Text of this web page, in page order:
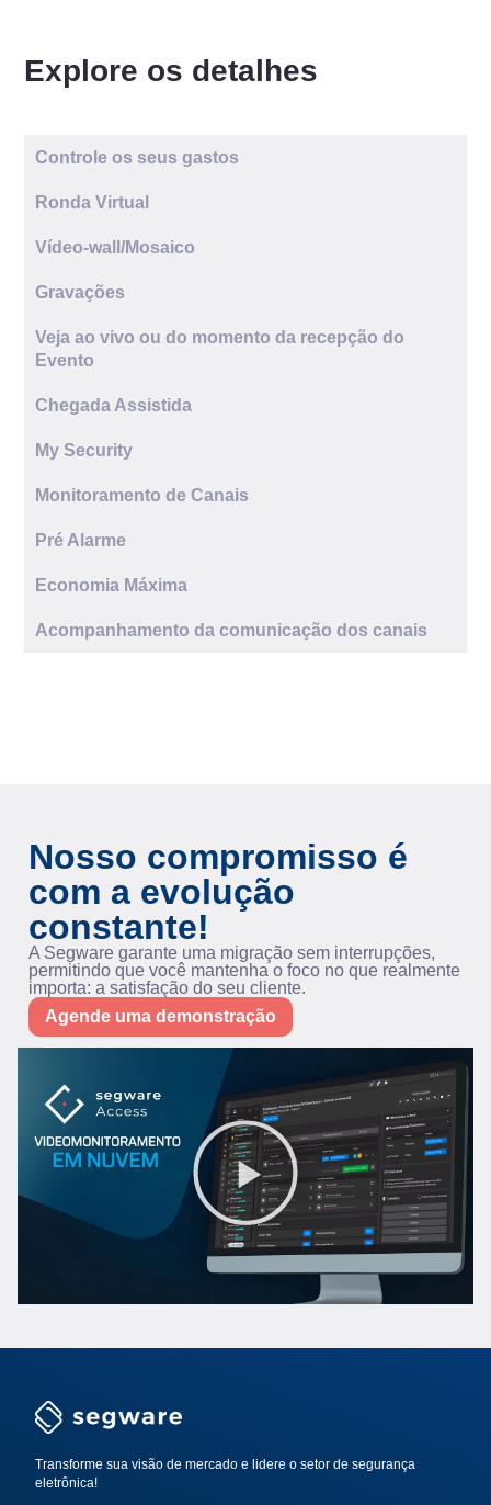
Explore os detalhes
Controle os seus gastos
Ronda Virtual
Vídeo-wall/Mosaico
Gravações
Veja ao vivo ou do momento da recepção do
Evento
Chegada Assistida
My Security
Monitoramento de Canais
Pré Alarme
Economia Máxima
Acompanhamento da comunicação dos canais
Nosso compromisso é
com a evolução
constante!
A Segware garante uma migração sem interrupções,
permitindo que você mantenha o foco no que realmente
importa: a satisfação do seu cliente.
Agende uma demonstração
Transforme sua visão de mercado e lidere o setor de segurança
eletrônica!